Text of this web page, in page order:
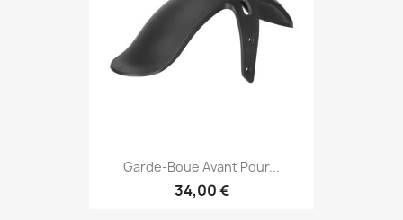
Garde-Boue Avant Pour...
34,00 €